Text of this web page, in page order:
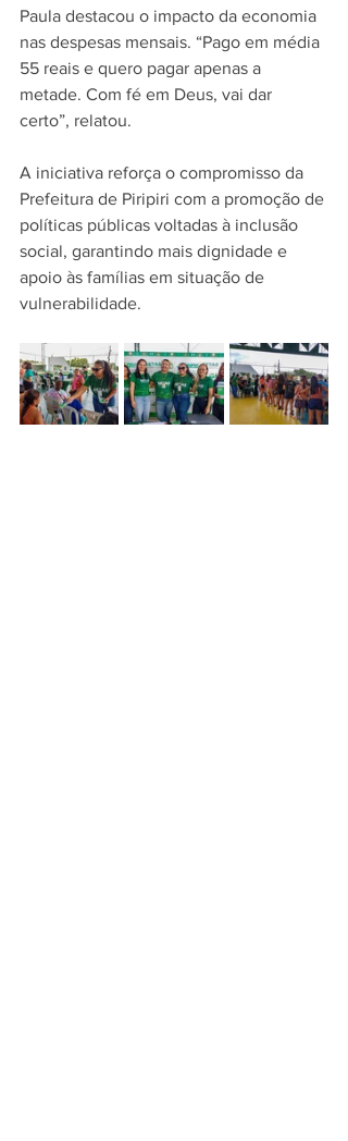
Paula destacou o impacto da economia
nas despesas mensais. “Pago em média
55 reais e quero pagar apenas a
metade. Com fé em Deus, vai dar
certo”, relatou.
A iniciativa reforça o compromisso da
Prefeitura de Piripiri com a promoção de
políticas públicas voltadas à inclusão
social, garantindo mais dignidade e
apoio às famílias em situação de
vulnerabilidade.